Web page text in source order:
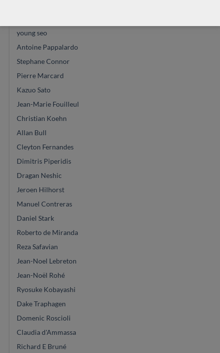
young seo
Antoine Pappalardo
Stephane Connor
Pierre Marcard
Kazuo Sato
Jean-Marie Fouilleul
Christian Koehn
Allan Bull
Cleyton Fernandes
Dimitris Piperidis
Dragan Neshic
Jeroen Hilhorst
Manuel Contreras
Daniel Stark
Roberto de Miranda
Reza Safavian
Jean-Noel Lebreton
Jean-Noël Rohé
Ryosuke Kobayashi
Dake Traphagen
Domenic Roscioli
Claudia d'Ammassa
Richard E Bruné